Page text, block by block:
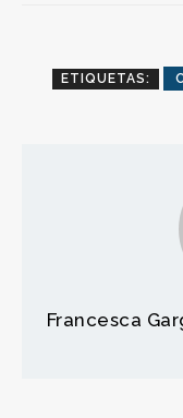
ETIQUETAS:
Francesca